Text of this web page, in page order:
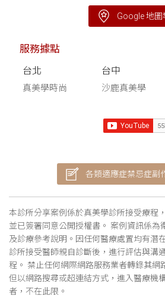
Google 地圖
服務據點
台北
真美學時尚
台中
沙鹿真美學
各類適應症禁忌症副
本診所分享案例係於真美學診所接受療程
並已簽署同意公開授權書。 案例資訊係為
及診療參考說明。因任何醫療處置均有潛
診所接受醫師親自診斷後，進行評估與溝
程。 禁止任何網際網路服務業者轉錄其網
但以網路搜尋或超連結方式，進入醫療機
者，不在此限。